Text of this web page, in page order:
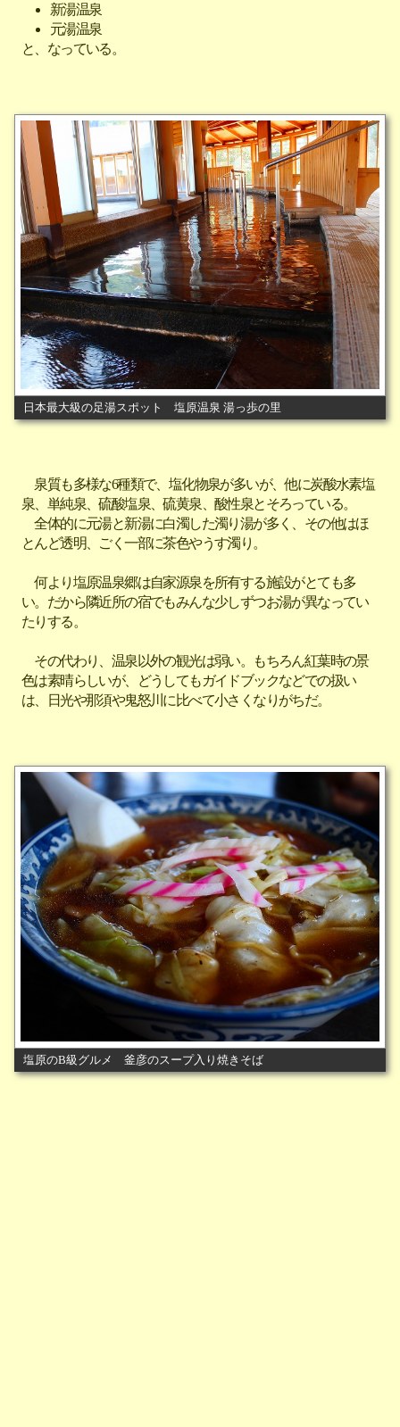
新湯温泉
元湯温泉
と、なっている。
日本最大級の足湯スポット 塩原温泉 湯っ歩の里
泉質も多様な6種類で、塩化物泉が多いが、他に炭酸水素塩
泉、単純泉、硫酸塩泉、硫黄泉、酸性泉とそろっている。
全体的に元湯と新湯に白濁した濁り湯が多く、その他はほ
とんど透明、ごく一部に茶色やうす濁り。
何より塩原温泉郷は自家源泉を所有する施設がとても多
い。だから隣近所の宿でもみんな少しずつお湯が異なってい
たりする。
その代わり、温泉以外の観光は弱い。もちろん紅葉時の景
色は素晴らしいが、どうしてもガイドブックなどでの扱い
は、日光や那須や鬼怒川に比べて小さくなりがちだ。
塩原のB級グルメ 釜彦のスープ入り焼きそば